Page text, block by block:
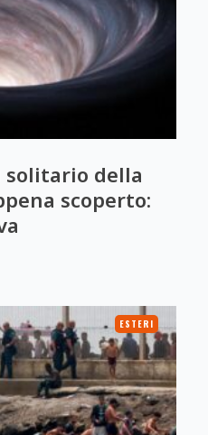
della
scoperto:
ESTERI